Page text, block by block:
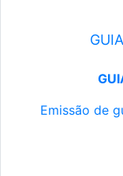
Emissão de